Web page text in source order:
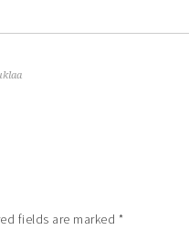
fields are marked *